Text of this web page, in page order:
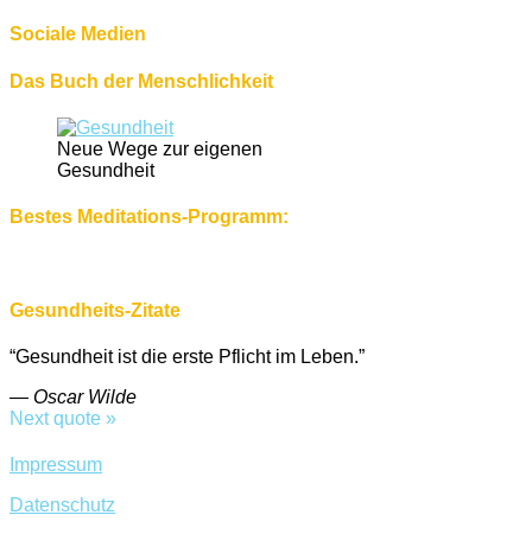
Sociale Medien
Das Buch der Menschlichkeit
Neue Wege zur eigenen
Gesundheit
Bestes Meditations-Programm:
Gesundheits-Zitate
“Gesundheit ist die erste Pflicht im Leben.”
— Oscar Wilde
Next quote »
Impressum
Datenschutz